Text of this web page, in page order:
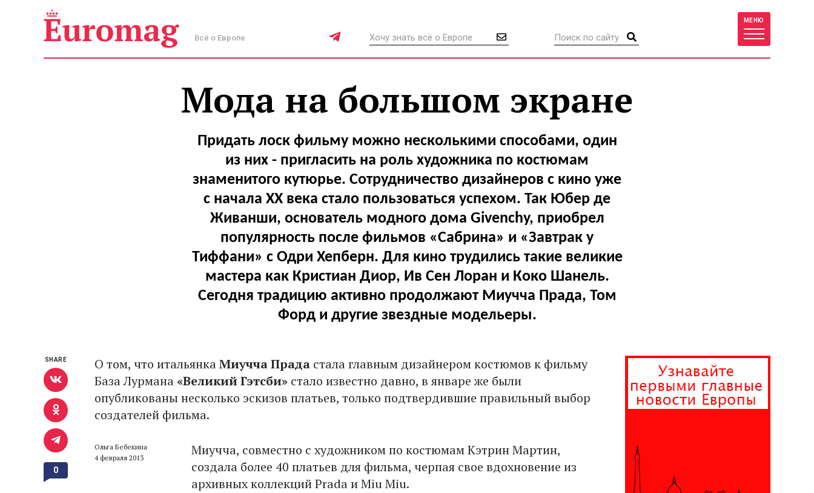
Всё о Европе
МЕНЮ
Мода на большом экране
Придать лоск фильму можно несколькими способами, один
из них - пригласить на роль художника по костюмам
знаменитого кутюрье. Сотрудничество дизайнеров с кино уже
с начала XX века стало пользоваться успехом. Так Юбер де
Живанши, основатель модного дома Givenchy, приобрел
популярность после фильмов «Сабрина» и «Завтрак у
Тиффани» с Одри Хепберн. Для кино трудились такие великие
мастера как Кристиан Диор, Ив Сен Лоран и Коко Шанель.
Сегодня традицию активно продолжают Миучча Прада, Том
Форд и другие звездные модельеры.
О том, что итальянкаМиучча Прада стала главным дизайнером костюмов к фильму
База Лурмана«Великий Гэтсби» стало известно давно, в январе же были
опубликованы несколько эскизов платьев, только подтвердившие правильный выбор
создателей фильма.
Ольга Бебекина
4 февраля 2013
Миучча, совместно с художником по костюмам Кэтрин Мартин,
создала более 40 платьев для фильма, черпая свое вдохновение из
архивных коллекций Prada и Miu Miu.
SHARE
0